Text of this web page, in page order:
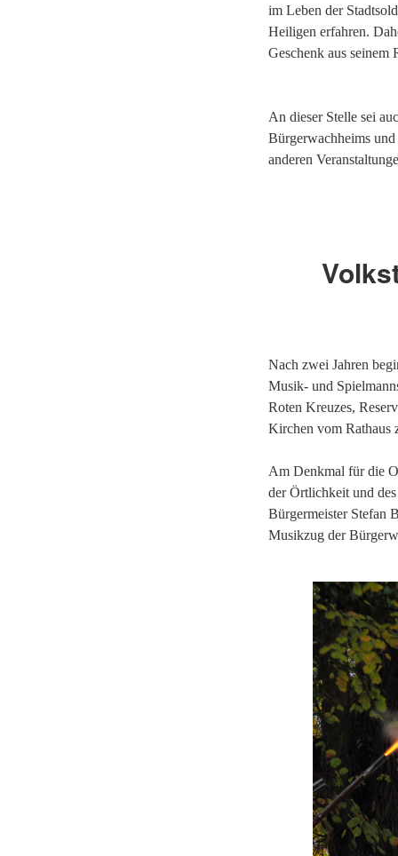
im Leben der
Heiligen erfahren.
Geschenk aus seinem
An dieser Stelle sei
Bürgerwachheims
anderen
Nach zwei Jahren
Musik- und
Roten Kreuzes,
Kirchen vom Rathaus
Am Denkmal für die
der Örtlichkeit und
Bürgermeister Stefan
Musikzug der